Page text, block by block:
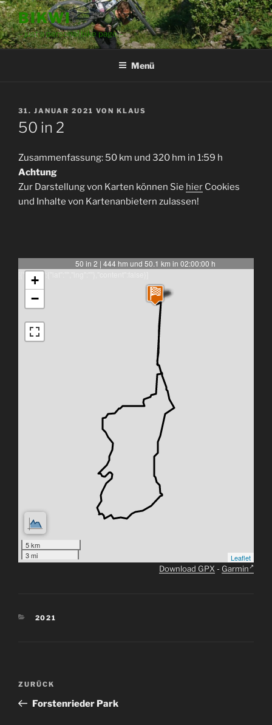
Zum
Inhalt
springen
BIKWI
– just a personal bike page –
Menü
VERÖFFENTLICHT
AM
31. JANUAR 2021 VON KLAUS
50 in 2
Zusammenfassung: 50 km und 320 hm in 1:59 h
Achtung
Zur Darstellung von Karten können Sie hier Cookies
und Inhalte von Kartenanbietern zulassen!
50 in 2 | 444 hm und 50.1 km in 02:00:00 h
[{"latlng":{"lat":"","lng":""},"content":false}]
+
−
5 km
3 mi
Leaflet
Download GPX - Garmin
KATEGORIEN
2021
Beitragsnavigation
Vorheriger
Beitrag
ZURÜCK
Forstenrieder Park